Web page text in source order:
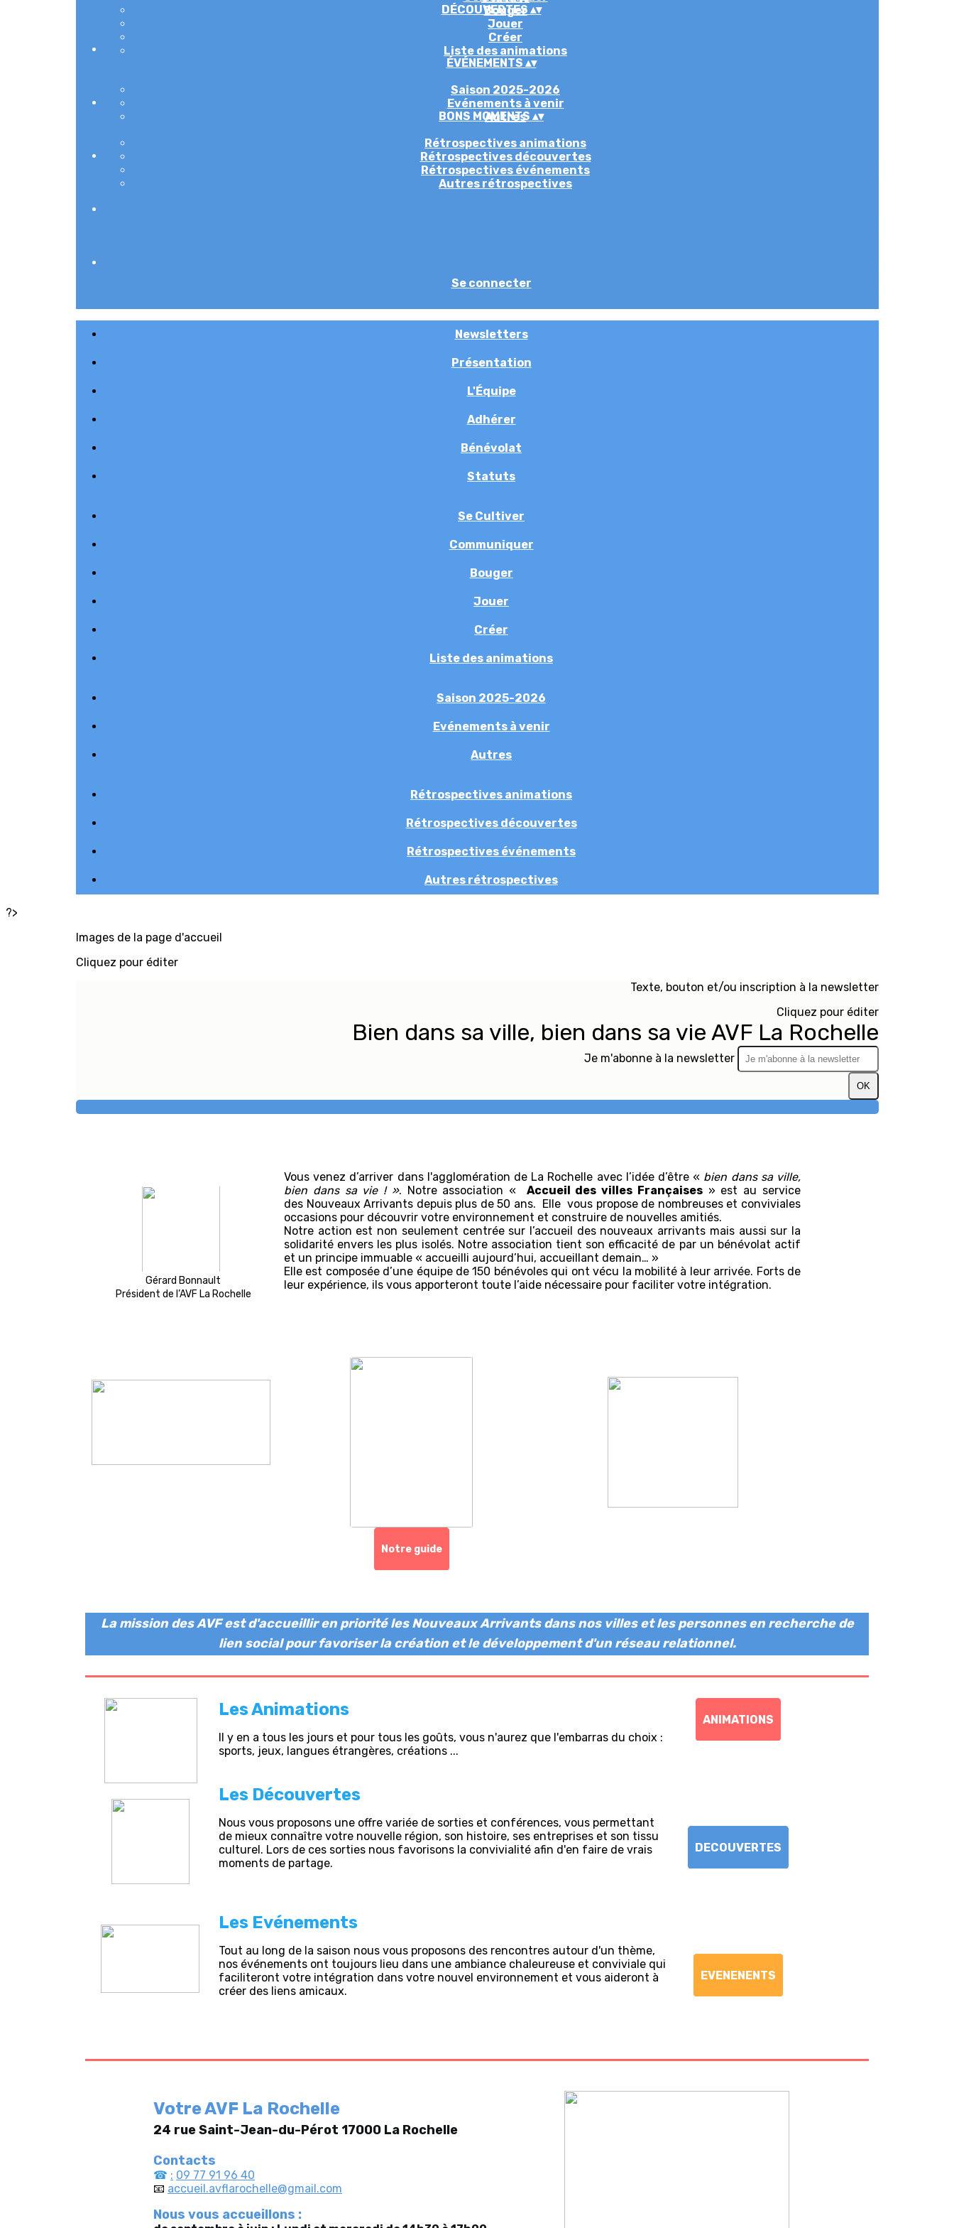
Bouger
Jouer
Créer
Liste des animations
DÉCOUVERTES ▴▾
ÉVÉNEMENTS ▴▾
Saison 2025-2026
Evénements à venir
Autres
BONS MOMENTS ▴▾
Rétrospectives animations
Rétrospectives découvertes
Rétrospectives événements
Autres rétrospectives
Se connecter
Newsletters
Présentation
L'Équipe
Adhérer
Bénévolat
Statuts
Se Cultiver
Communiquer
Bouger
Jouer
Créer
Liste des animations
Saison 2025-2026
Evénements à venir
Autres
Rétrospectives animations
Rétrospectives découvertes
Rétrospectives événements
Autres rétrospectives
?>
Images de la page d'accueil
Cliquez pour éditer
Texte, bouton et/ou inscription à la newsletter
Cliquez pour éditer
Bien dans sa ville, bien dans sa vie AVF La Rochelle
Je m'abonne à la newsletter
OK
Vous venez d’arriver dans l'agglomération de La Rochelle avec l’idée d’être « bien dans sa ville,
bien dans sa vie ! ». Notre association « Accueil des villes Françaises» est au service
des Nouveaux Arrivants depuis plus de 50 ans. Elle vous propose de nombreuses et conviviales
occasions pour découvrir votre environnement et construire de nouvelles amitiés.
Notre action est non seulement centrée sur l’accueil des nouveaux arrivants mais aussi sur la
solidarité envers les plus isolés. Notre association tient son efficacité de par un bénévolat actif
et un principe immuable « accueilli aujourd’hui, accueillant demain… »
Elle est composée d’une équipe de 150 bénévoles qui ont vécu la mobilité à leur arrivée. Forts de
leur expérience, ils vous apporteront toute l’aide nécessaire pour faciliter votre intégration.
Gérard Bonnault
Président de l’AVF La Rochelle
Notre guide
La mission des AVF est d'accueillir en priorité les Nouveaux Arrivants dans nos villes et les personnes en recherche de
lien social pour favoriser la création et le développement d'un réseau relationnel.
Les Animations
Il y en a tous les jours et pour tous les goûts, vous n'aurez que l'embarras du choix :
sports, jeux, langues étrangères, créations ...
ANIMATIONS
Les Découvertes
Nous vous proposons une offre variée de sorties et conférences, vous permettant
de mieux connaître votre nouvelle région, son histoire, ses entreprises et son tissu
culturel. Lors de ces sorties nous favorisons la convivialité afin d'en faire de vrais
moments de partage.
DECOUVERTES
Les Evénements
Tout au long de la saison nous vous proposons des rencontres autour d'un thème,
nos événements ont toujours lieu dans une ambiance chaleureuse et conviviale qui
faciliteront votre intégration dans votre nouvel environnement et vous aideront à
créer des liens amicaux.
EVENENENTS
Votre AVF La Rochelle
24 rue Saint-Jean-du-Pérot 17000 La Rochelle
Contacts
☎ : 09 77 91 96 40
📧 accueil.avflarochelle@gmail.com
Nous vous accueillons :